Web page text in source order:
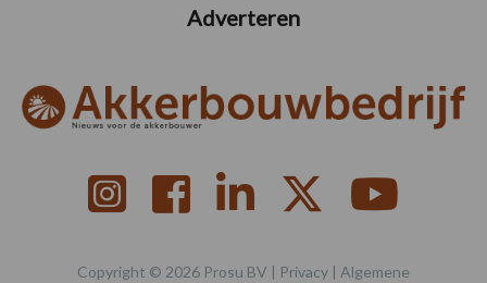
Adverteren
Copyright © 2026 Prosu BV | Privacy | Algemene